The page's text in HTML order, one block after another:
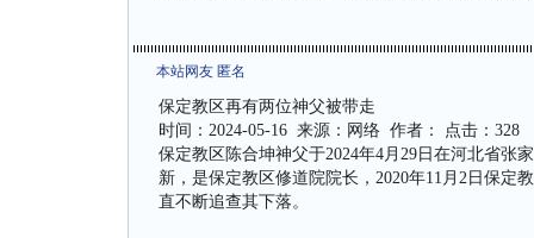
本站网友 匿名
保定教区再有两位神父被带走
时间：2024-05-16 来源：网络 作者： 点击：328
保定教区陈合坤神父于2024年4月29日在河北省张
新，是保定教区修道院院长，2020年11月2日保定
直不断追查其下落。